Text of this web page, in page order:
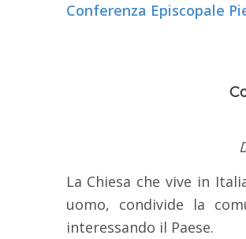
Conferenza Episcopale
La Chiesa che vive in
uomo, condivide la
interessando il Paese.